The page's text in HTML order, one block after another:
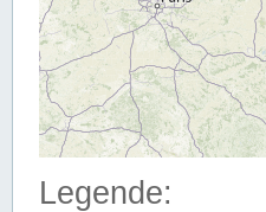
Legende: